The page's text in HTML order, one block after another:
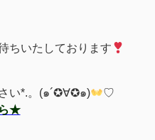
ちいたしております
い*.。(๑´✪∀✪๑)
♡
★